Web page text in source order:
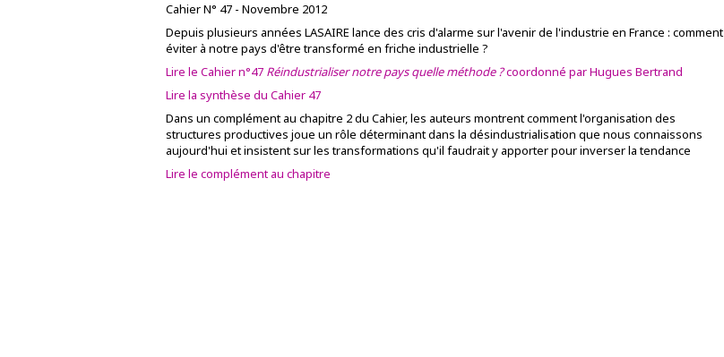
Cahier N° 47 - Novembre 2012
Depuis plusieurs années LASAIRE lance des cris d'alarme sur l'avenir de l'industrie en France : comment
éviter à notre pays d'être transformé en friche industrielle ?
Lire le Cahier n°47 Réindustrialiser notre pays quelle méthode ?coordonné par Hugues Bertrand
Lire la synthèse du Cahier 47
Dans un complément au chapitre 2 du Cahier, les auteurs montrent comment l'organisation des
structures productives joue un rôle déterminant dans la désindustrialisation que nous connaissons
aujourd'hui et insistent sur les transformations qu'il faudrait y apporter pour inverser la tendance
Lire le complément au chapitre